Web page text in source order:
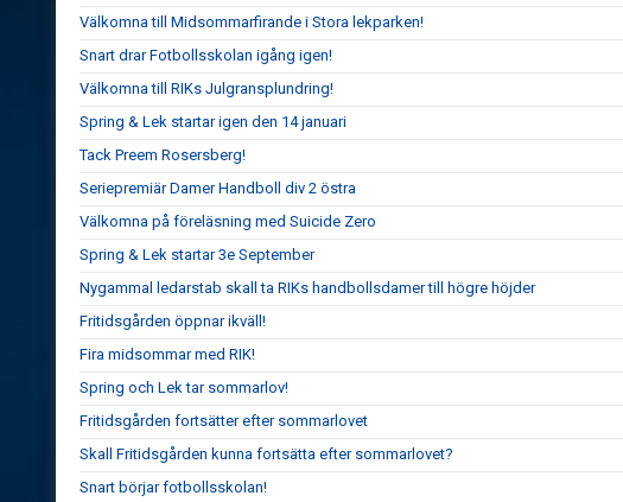
Välkomna till Midsommarfirande i Stora lekparken!
Snart drar Fotbollsskolan igång igen!
Välkomna till RIKs Julgransplundring!
Spring & Lek startar igen den 14 januari
Tack Preem Rosersberg!
Seriepremiär Damer Handboll div 2 östra
Välkomna på föreläsning med Suicide Zero
Spring & Lek startar 3e September
Nygammal ledarstab skall ta RIKs handbollsdamer till högre höjder
Fritidsgården öppnar ikväll!
Fira midsommar med RIK!
Spring och Lek tar sommarlov!
Fritidsgården fortsätter efter sommarlovet
Skall Fritidsgården kunna fortsätta efter sommarlovet?
Snart börjar fotbollsskolan!